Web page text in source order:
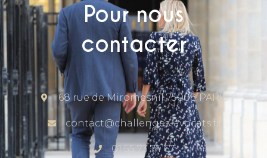
Pour nous
contacter
68 rue de Miromesnil 75008 PARIS
contact@challenges-avocats.fr
01 55 73 74 67